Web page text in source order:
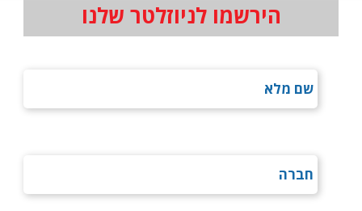
הירשמו לניוזלטר שלנו